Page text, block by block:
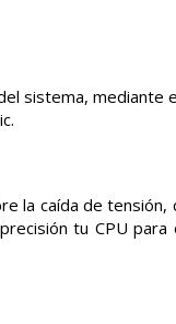
sistema, mediante
la caída de tensión,
tu CPU